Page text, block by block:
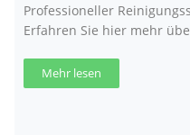
Professioneller
Erfahren Sie hier mehr
Mehr lesen